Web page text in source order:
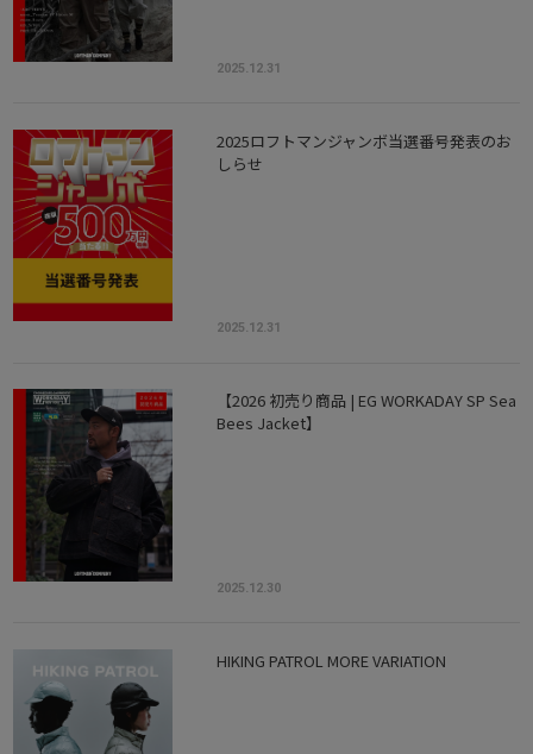
2025.12.31
2025ロフトマンジャンボ当選番号発表のお
しらせ
2025.12.31
【2026 初売り商品 | EG WORKADAY SP Sea
Bees Jacket】
2025.12.30
HIKING PATROL MORE VARIATION